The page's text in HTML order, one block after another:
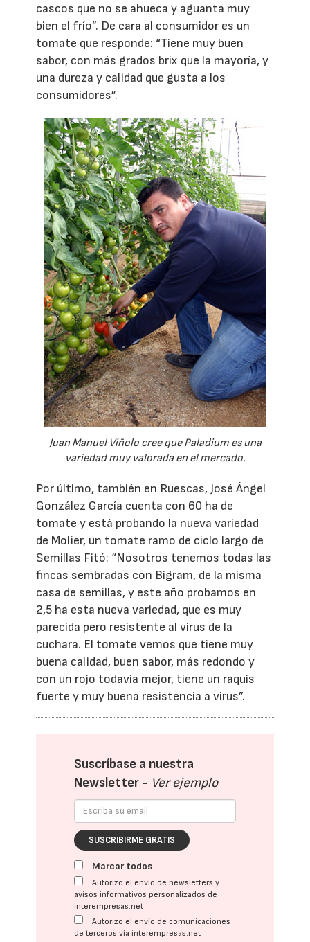
cascos que no se ahueca y aguanta muy
bien el frío”. De cara al consumidor es un
tomate que responde: “Tiene muy buen
sabor, con más grados brix que la mayoría, y
una dureza y calidad que gusta a los
consumidores”.
Juan Manuel Viñolo cree que Paladium es una
variedad muy valorada en el mercado.
Por último, también en Ruescas, José Ángel
González García cuenta con 60 ha de
tomate y está probando la nueva variedad
de Molier, un tomate ramo de ciclo largo de
Semillas Fitó: “Nosotros tenemos todas las
fincas sembradas con Bigram, de la misma
casa de semillas, y este año probamos en
2,5 ha esta nueva variedad, que es muy
parecida pero resistente al virus de la
cuchara. El tomate vemos que tiene muy
buena calidad, buen sabor, más redondo y
con un rojo todavía mejor, tiene un raquis
fuerte y muy buena resistencia a virus”.
Suscríbase a nuestra
Newsletter - Ver ejemplo
SUSCRIBIRME GRATIS
Marcar todos
Autorizo el envío de newsletters y
avisos informativos personalizados de
interempresas.net
Autorizo el envío de comunicaciones
de terceros vía interempresas.net